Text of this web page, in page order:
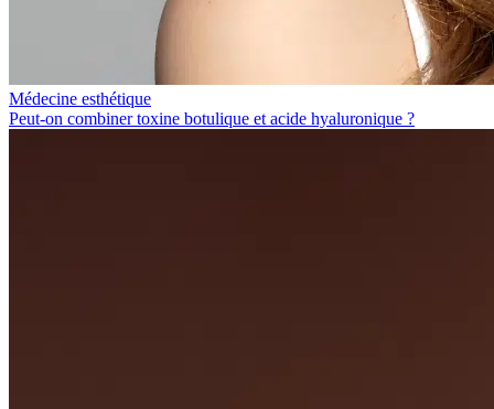
Médecine esthétique
Peut-on combiner toxine botulique et acide hyaluronique ?